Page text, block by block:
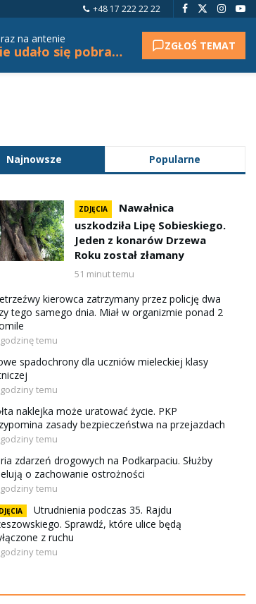
+48 17 222 22 22
na antenie
Nie udało się pobrać tytułu. ZGŁOŚ TEMAT
Najnowsze Popularne
ZDJĘCIA
Nawałnica
uszkodziła Lipę Sobieskiego.
Jeden z konarów Drzewa
Roku został złamany
51 minut temu
kierowca zatrzymany przez policję dwa
tego samego dnia. Miał w organizmie ponad 2
temu
spadochrony dla uczniów mieleckiej klasy
temu
naklejka może uratować życie. PKP
zasady bezpieczeństwa na przejazdach
temu
zdarzeń drogowych na Podkarpaciu. Służby
o zachowanie ostrożności
temu
Utrudnienia podczas 35. Rajdu
Sprawdź, które ulice będą
z ruchu
temu